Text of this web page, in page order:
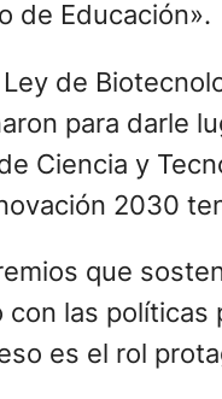
de Educación».
de
para darle
Ciencia y
2030
que
las
es el rol